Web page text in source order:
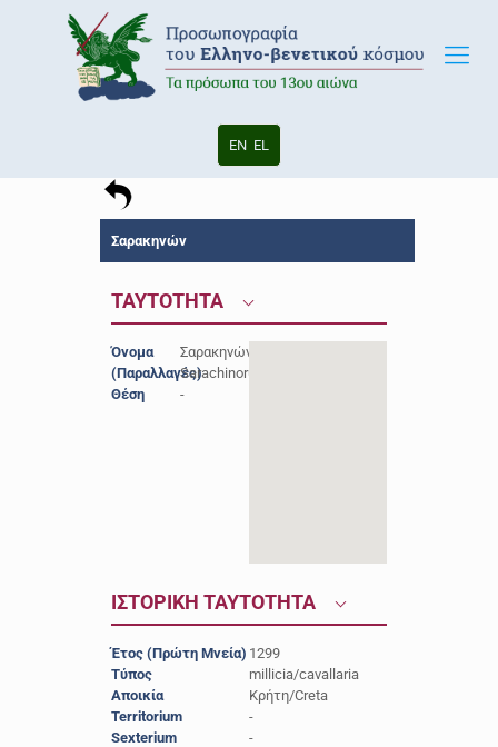
EN EL
Σαρακηνών
ΤΑΥΤΟΤΗΤΑ
Όνομα
(Παραλλαγές)
Σαρακηνών,
Sarachinorum
Θέση
-
ΙΣΤΟΡΙΚΗ ΤΑΥΤΟΤΗΤΑ
Έτος (Πρώτη Μνεία) 1299
Τύπος
millicia/cavallaria
Αποικία
Κρήτη/Creta
Territorium
-
Sexterium
-